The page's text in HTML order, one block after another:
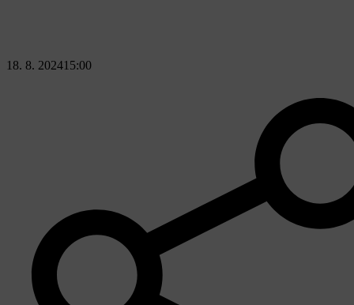
18. 8. 202415:00